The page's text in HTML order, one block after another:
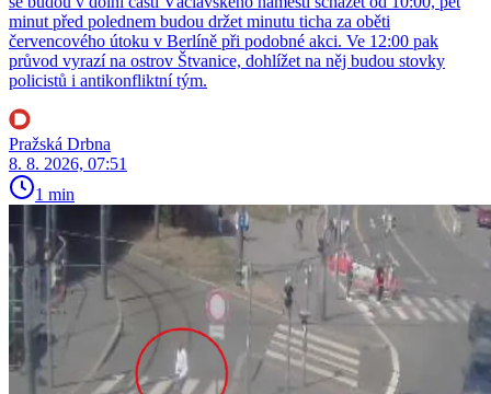
minut před polednem budou držet minutu ticha za oběti
červencového útoku v Berlíně při podobné akci. Ve 12:00 pak
průvod vyrazí na ostrov Štvanice, dohlížet na něj budou stovky
policistů i antikonfliktní tým.
Pražská Drbna
8. 8. 2026, 07:51
1 min